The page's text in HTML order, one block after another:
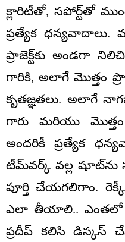
క్లారిటీతో, సపోర్ట్‌తో
ప్రత్యేక
ప్రాజెక్ట్‌కు అండగా
గారికి, అలాగే మొత్తం
కృతజ్ఞతలు. అలాగే
గారు మరియు మొత్తం
అందరికీ ప్రత్యేక
టీమ్‌వర్క్ వల్ల
పూర్తి చేయగలిగాం.
ఎలా తీయాలి.. ఎంతలో
ప్రదీప్ కలిసి డిస్కస్